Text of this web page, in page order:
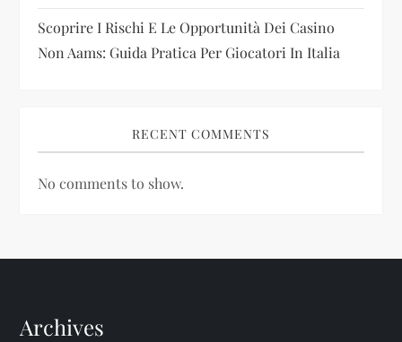
Scoprire I Rischi E Le Opportunità Dei Casino
Non Aams: Guida Pratica Per Giocatori In Italia
RECENT COMMENTS
No comments to show.
Archives